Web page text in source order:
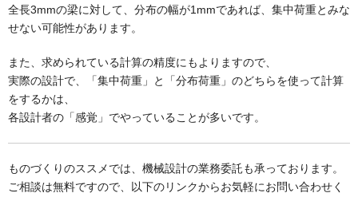
全長3mmの梁に対して、分布の幅が1mmであれば、集中荷重とみな
せない可能性があります。
また、求められている計算の精度にもよりますので、
実際の設計で、「集中荷重」と「分布荷重」のどちらを使って計算
をするかは、
各設計者の「感覚」でやっていることが多いです。
ものづくりのススメでは、機械設計の業務委託も承っております。
ご相談は無料ですので、以下のリンクからお気軽にお問い合わせく